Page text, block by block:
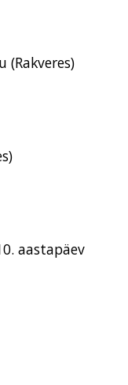
(Rakveres)
aastapäev